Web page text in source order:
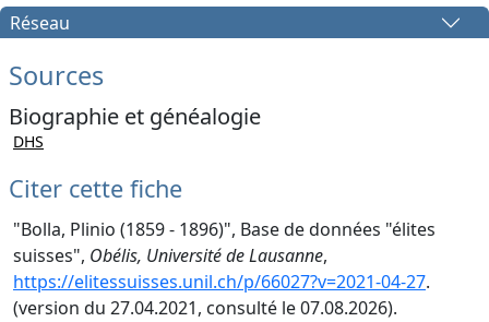
Réseau
Sources
Biographie et généalogie
DHS
Citer cette fiche
"Bolla, Plinio (1859 - 1896)", Base de données "élites
suisses", Obélis, Université de Lausanne,
https://elitessuisses.unil.ch/p/66027?v=2021-04-27.
(version du 27.04.2021, consulté le 07.08.2026).